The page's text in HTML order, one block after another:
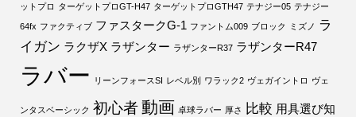
ットプロ ターゲットプロGT-H47 ターゲットプロGTH47 テナジー05 テナジー
64fx ファクティブ ファスタークG-1 ファントム009 ブロック ミズノ ラ
イガン ラクザX ラザンター ラザンターR37 ラザンターR47
ラバー リーンフォースSI レベル別 ワラック2 ヴェガイントロ ヴェ
ンタスベーシック 初心者動画 卓球ラバー 厚さ 比較 用具選び知